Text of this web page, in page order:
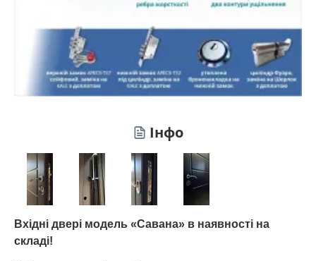
Інфо
Вхідні двері модель «Савана» в наявності на
складі!